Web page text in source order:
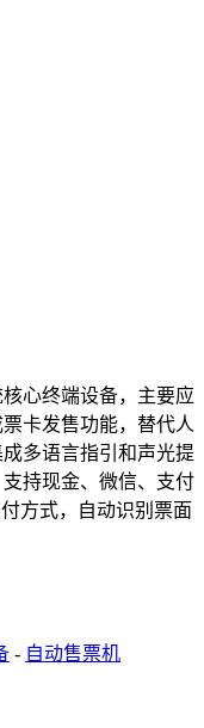
心终端设备，主要应
卡发售功能，替代人
多语言指引和声光提
持现金、微信、支付
方式，自动识别票面
- 自动售票机